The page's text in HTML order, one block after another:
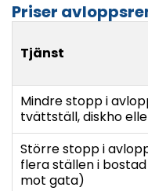
Priser
Tjänst
Mindre stopp i
tvättställ, diskho
Större stopp i
flera ställen i
mot gata)